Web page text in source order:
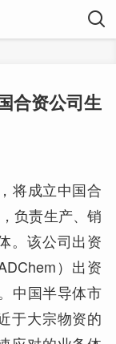
合资公司生
将成立中国合
负责生产、销
。该公司出资
）出资
中国半导体市
于大宗物资的